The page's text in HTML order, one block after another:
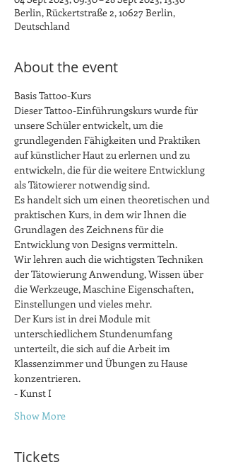
Berlin, Rückertstraße 2, 10627 Berlin,
Deutschland
About the event
Basis Tattoo-Kurs
Dieser Tattoo-Einführungskurs wurde für
unsere Schüler entwickelt, um die
grundlegenden Fähigkeiten und Praktiken
auf künstlicher Haut zu erlernen und zu
entwickeln, die für die weitere Entwicklung
als Tätowierer notwendig sind.
Es handelt sich um einen theoretischen und
praktischen Kurs, in dem wir Ihnen die
Grundlagen des Zeichnens für die
Entwicklung von Designs vermitteln.
Wir lehren auch die wichtigsten Techniken
der Tätowierung Anwendung, Wissen über
die Werkzeuge, Maschine Eigenschaften,
Einstellungen und vieles mehr.
Der Kurs ist in drei Module mit
unterschiedlichem Stundenumfang
unterteilt, die sich auf die Arbeit im
Klassenzimmer und Übungen zu Hause
konzentrieren.
- Kunst I
Show More
Tickets